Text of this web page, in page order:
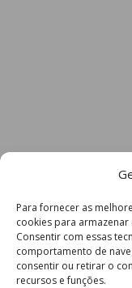
Para fornecer as
cookies para
Consentir com essas
comportamento de
consentir ou retirar o
recursos e funções.